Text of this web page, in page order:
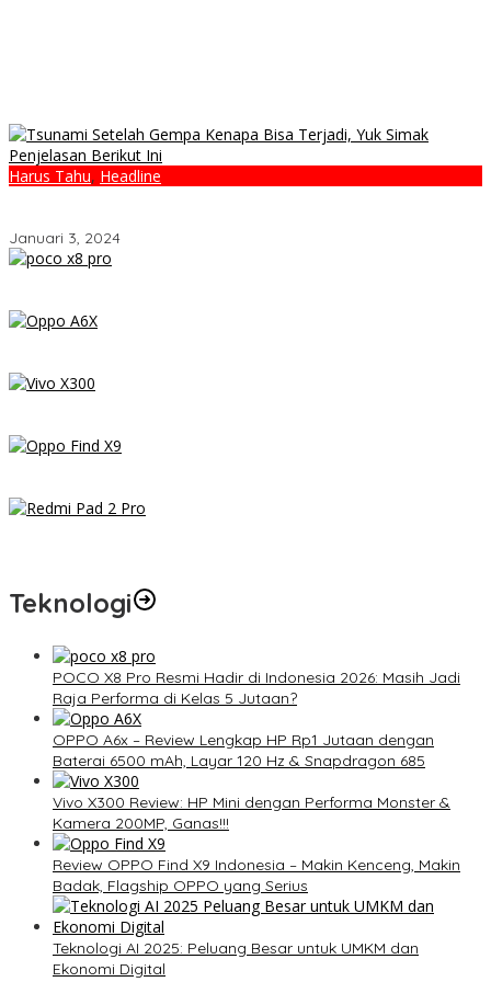
Harus Tahu, Headline
Januari 3, 2024
Teknologi
POCO X8 Pro Resmi Hadir di Indonesia 2026: Masih Jadi
Raja Performa di Kelas 5 Jutaan?
OPPO A6x – Review Lengkap HP Rp1 Jutaan dengan
Baterai 6500 mAh, Layar 120 Hz & Snapdragon 685
Vivo X300 Review: HP Mini dengan Performa Monster &
Kamera 200MP, Ganas!!!
Review OPPO Find X9 Indonesia – Makin Kenceng, Makin
Badak, Flagship OPPO yang Serius
Teknologi AI 2025: Peluang Besar untuk UMKM dan
Ekonomi Digital